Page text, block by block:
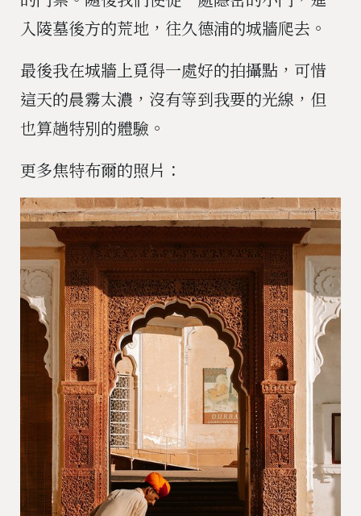
入陵墓後方的荒地，往久德浦的城牆爬去。
最後我在城牆上覓得一處好的拍攝點，可惜
這天的晨霧太濃，沒有等到我要的光線，但
也算趟特別的體驗。
更多焦特布爾的照片：